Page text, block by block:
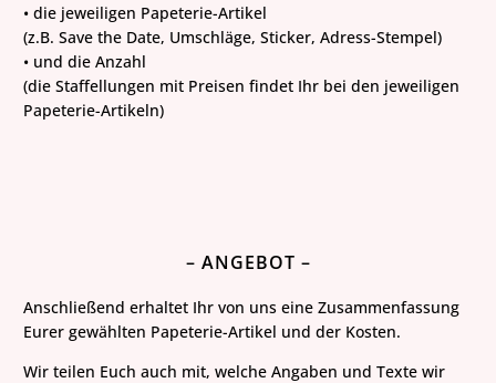
• die jeweiligen Papeterie-Artikel
(z.B. Save the Date, Umschläge, Sticker, Adress-Stempel)
• und die Anzahl
(die Staffellungen mit Preisen findet Ihr bei den jeweiligen
Papeterie-Artikeln)
– ANGEBOT –
Anschließend erhaltet Ihr von uns eine Zusammenfassung
Eurer gewählten Papeterie-Artikel und der Kosten.
Wir teilen Euch auch mit, welche Angaben und Texte wir